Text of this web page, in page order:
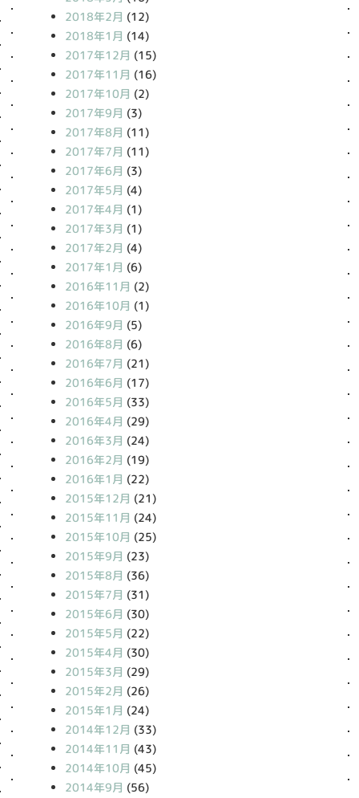
2018年2月 (12)
2018年1月 (14)
2017年12月 (15)
2017年11月 (16)
2017年10月 (2)
2017年9月 (3)
2017年8月 (11)
2017年7月 (11)
2017年6月 (3)
2017年5月 (4)
2017年4月 (1)
2017年3月 (1)
2017年2月 (4)
2017年1月 (6)
2016年11月 (2)
2016年10月 (1)
2016年9月 (5)
2016年8月 (6)
2016年7月 (21)
2016年6月 (17)
2016年5月 (33)
2016年4月 (29)
2016年3月 (24)
2016年2月 (19)
2016年1月 (22)
2015年12月 (21)
2015年11月 (24)
2015年10月 (25)
2015年9月 (23)
2015年8月 (36)
2015年7月 (31)
2015年6月 (30)
2015年5月 (22)
2015年4月 (30)
2015年3月 (29)
2015年2月 (26)
2015年1月 (24)
2014年12月 (33)
2014年11月 (43)
2014年10月 (45)
2014年9月 (56)